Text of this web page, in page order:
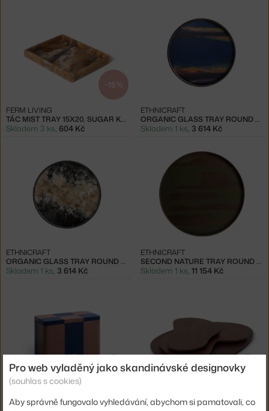
−15 %
TÁC MIST TRAY 15X20, SUGAR KELP
FERM LIVING
Skladem 3 ks, 604 Kč
ORGANIC GLASS TRAY ROUND S, INDIGO
ETHNICRAFT
Skladem 1 ks, 3 614 Kč
ORGANIC GLASS TRAY ROUND S, BLACK
ETHNICRAFT
Skladem 1 ks, 3 614 Kč
SECOND NATURE TRAY ROUND XL, MOSS
ETHNICRAFT
Skladem 1 ks, 11 154 Kč
−20 %
TIN CONTAINER M, BROWN AND MIDNIGHT BLUE
−20 %
Pro web vyladěný jako skandinávské designovky
(souhlas s cookies)
Aby správně fungovalo vyhledávání, abychom si pamatovali, co